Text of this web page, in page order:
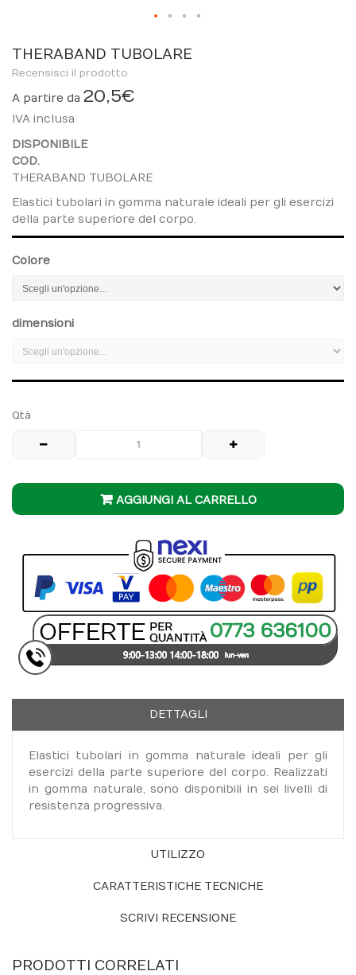
to
the
of
the
images
gallery
THERABAND TUBOLARE
Recensisci il prodotto
A partire da 20,5 €
IVA inclusa
DISPONIBILE
COD.
THERABAND TUBOLARE
Elastici tubolari in gomma naturale ideali per gli esercizi
della parte superiore del corpo.
Colore
dimensioni
Qtà
AGGIUNGI AL CARRELLO
DETTAGLI
Elastici tubolari in gomma naturale ideali per gli
esercizi della parte superiore del corpo. Realizzati
in gomma naturale, sono disponibili in sei livelli di
resistenza progressiva.
UTILIZZO
CARATTERISTICHE TECNICHE
SCRIVI RECENSIONE
PRODOTTI CORRELATI